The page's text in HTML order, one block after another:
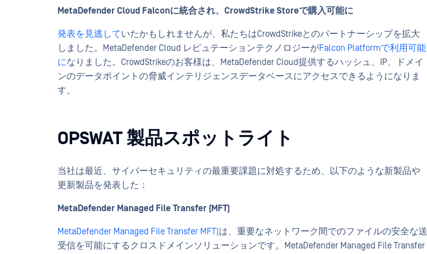
MetaDefender Cloud Falconに統合され、CrowdStrike Storeで購入可能に
発表を見逃していたかもしれませんが、私たちはCrowdStrikeとのパートナーシップを拡大
しました。MetaDefender Cloud レピュテーションテクノロジーがFalcon Platformで利用可能
になりました。CrowdStrikeのお客様は、MetaDefender Cloud提供するハッシュ、IP、ドメイ
ンのデータポイントの脅威インテリジェンスデータベースにアクセスできるようになりま
す。
OPSWAT 製品スポットライト
当社は最近、サイバーセキュリティの最重要課題に対処するため、以下のような新製品や
更新製品を発表した：
MetaDefender Managed File Transfer (MFT)
MetaDefender Managed File Transfer MFT)は、重要なネットワーク間でのファイルの安全な送
受信を可能にするクロスドメインソリューションです。MetaDefender Managed File Transfer